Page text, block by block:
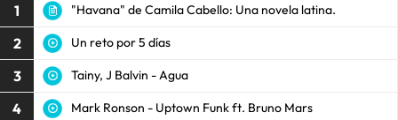
1 "Havana" de Camila Cabello: Una novela latina.
2 Un reto por 5 días
3 Tainy, J Balvin - Agua
4 Mark Ronson - Uptown Funk ft. Bruno Mars